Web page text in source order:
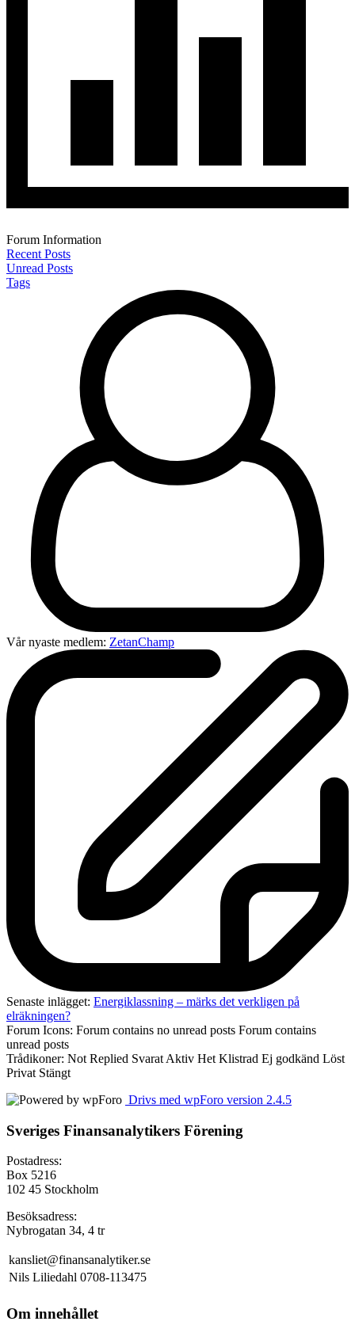
Forum Information
Recent Posts
Unread Posts
Tags
Vår nyaste medlem: ZetanChamp
Senaste inlägget: Energiklassning – märks det verkligen på
elräkningen?
Forum Icons: Forum contains no unread posts Forum contains
unread posts
Trådikoner: Not Replied Svarat Aktiv Het Klistrad Ej godkänd Löst
Privat Stängt
Drivs med wpForo version 2.4.5
Sveriges Finansanalytikers Förening
Postadress:
Box 5216
102 45 Stockholm
Besöksadress:
Nybrogatan 34, 4 tr
kansliet@finansanalytiker.se
Nils Liliedahl 0708-113475
Om innehållet